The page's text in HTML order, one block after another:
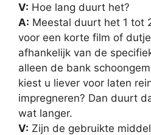
V: Hoe lang duurt het?
A: Meestal duurt het 1 tot
voor een korte film of
afhankelijk van de
alleen de bank
kiest u liever voor laten
impregneren? Dan duurt
wat langer.
V: Zijn de gebruikte